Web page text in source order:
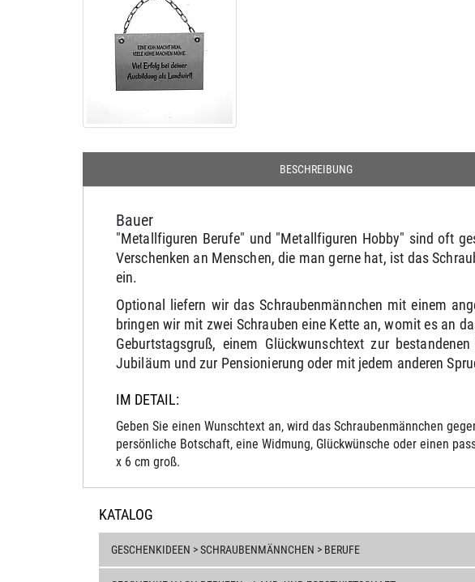
BESCHREIBUNG
Bauer
"Metallfiguren Berufe" und "Metallfiguren Hobby" sind oft
Verschenken an Menschen, die man gerne hat, ist das
ein.
Optional liefern wir das Schraubenmännchen mit einem
bringen wir mit zwei Schrauben eine Kette an, womit es an
Geburtstagsgruß, einem Glückwunschtext zur
Jubiläum und zur Pensionierung oder mit jedem anderen
IM DETAIL:
Geben Sie einen Wunschtext an, wird das Schraubenmännchen
persönliche Botschaft, eine Widmung, Glückwünsche oder einen
x 6 cm groß.
KATALOG
GESCHENKIDEEN > SCHRAUBENMÄNNCHEN > BERUFE